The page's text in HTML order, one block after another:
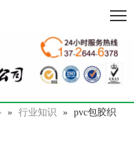
» 行业知识 » pvc包胶织